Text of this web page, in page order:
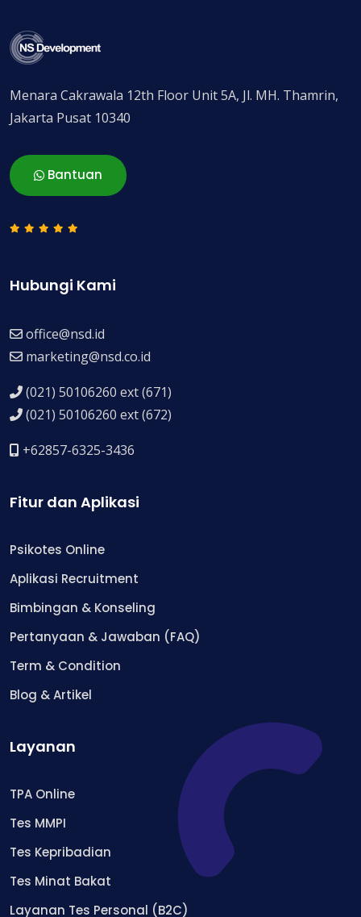
Menara Cakrawala 12th Floor Unit 5A, Jl. MH. Thamrin,
Jakarta Pusat 10340
Bantuan
Hubungi Kami
office@nsd.id
marketing@nsd.co.id
(021) 50106260 ext (671)
(021) 50106260 ext (672)
+62857-6325-3436
Fitur dan Aplikasi
Psikotes Online
Aplikasi Recruitment
Bimbingan & Konseling
Pertanyaan & Jawaban (FAQ)
Term & Condition
Blog & Artikel
Layanan
TPA Online
Tes MMPI
Tes Kepribadian
Tes Minat Bakat
Layanan Tes Personal (B2C)